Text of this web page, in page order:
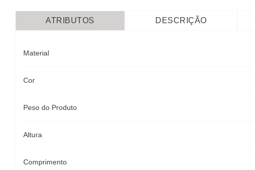
ATRIBUTOS DESCRIÇÃO
Material
Cor
Peso do Produto
Altura
Comprimento